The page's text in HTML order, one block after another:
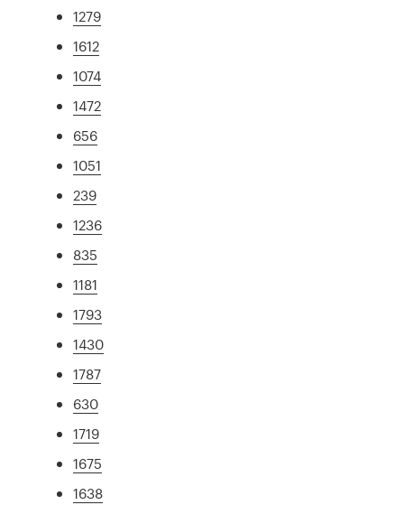
1279
1612
1074
1472
656
1051
239
1236
835
1181
1793
1430
1787
630
1719
1675
1638